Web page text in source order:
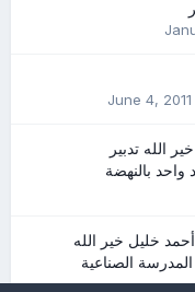
June 4, 2011
الله تدبير
بالنهضة
خليل خير الله
الصناعية